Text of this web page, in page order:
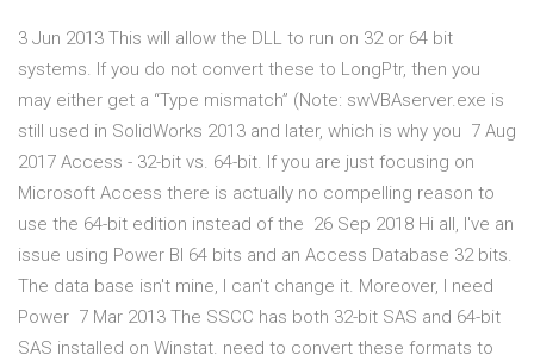
3 Jun 2013 This will allow the DLL to run on 32 or 64 bit
systems. If you do not convert these to LongPtr, then you
may either get a “Type mismatch” (Note: swVBAserver.exe is
still used in SolidWorks 2013 and later, which is why you 7 Aug
2017 Access - 32-bit vs. 64-bit. If you are just focusing on
Microsoft Access there is actually no compelling reason to
use the 64-bit edition instead of the 26 Sep 2018 Hi all, I've an
issue using Power BI 64 bits and an Access Database 32 bits.
The data base isn't mine, I can't change it. Moreover, I need
Power 7 Mar 2013 The SSCC has both 32-bit SAS and 64-bit
SAS installed on Winstat. need to convert these formats to